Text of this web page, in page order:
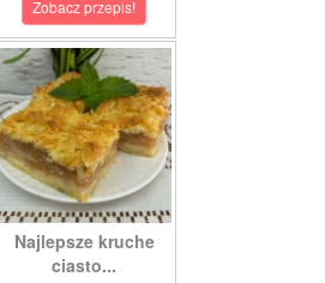
Zobacz przepis!
Najlepsze kruche
ciasto...